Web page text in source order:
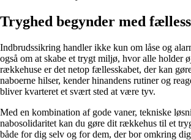
Tryghed begynder med
Indbrudssikring handler ikke kun om låse og
også om at skabe et trygt miljø, hvor alle holder
rækkehuse er det netop fællesskabet, der kan
naboerne hilser, kender hinandens rutiner og
bliver kvarteret et svært sted at være tyv.
Med en kombination af gode vaner, tekniske
nabosolidaritet kan du gøre dit rækkehus til et
både for dig selv og for dem, der bor omkring